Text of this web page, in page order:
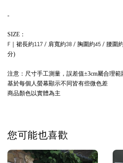
-
SIZE ：
F ｜裙長約117 / 肩寬約38 / 胸圍約45 / 腰圍
分)
注意：尺寸手工測量，誤差值±3cm屬合理範
基於每個人螢幕顯示不同皆有些微色差
商品顏色以實體為主
您可能也喜歡